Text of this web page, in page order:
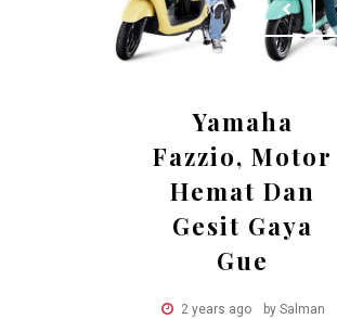
Yamaha
Fazzio, Motor
Hemat Dan
Gesit Gaya
Gue
2 years ago
by Salman